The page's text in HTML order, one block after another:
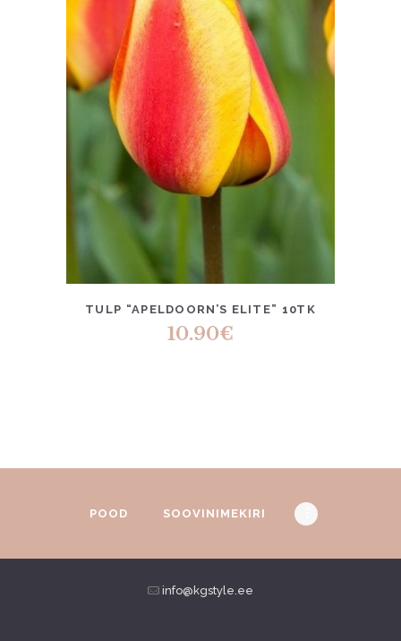
TULP “APELDOORN’S ELITE” 10TK
10.90€
POOD SOOVINIMEKIRI
info@kgstyle.ee